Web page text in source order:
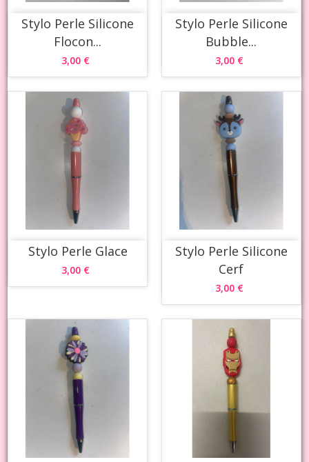
Stylo Perle Silicone
Flocon...
3,00 €
Stylo Perle Silicone
Bubble...
3,00 €
Stylo Perle Glace
3,00 €
Stylo Perle Silicone
Cerf
3,00 €